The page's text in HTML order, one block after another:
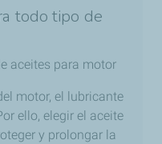
todo tipo de
aceites para motor
motor, el lubricante
ello, elegir el aceite
y prolongar la